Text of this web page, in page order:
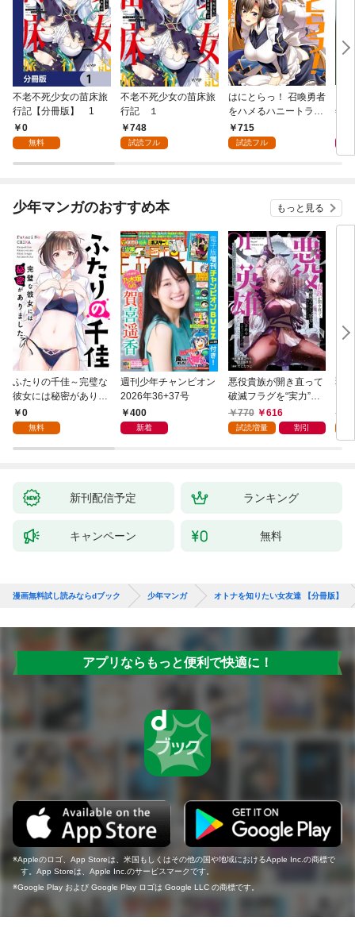
不老不死少女の苗床旅
行記【分冊版】 1
0
無料
不老不死少女の苗床旅
行記 １
748
試読フル
はにとらっ！ 召喚勇者
をハメるハニートラッ
プ包囲網 1
715
試読フル
年9
少年マンガのおすすめ本 もっと見る
ふたりの千佳～完璧な
彼女には秘密がありま
した(1)
0
無料
週刊少年チャンピオン
2026年36+37号
400
新着
悪役貴族が開き直って
破滅フラグを“実力”で
叩き折っていたら、い
つの間にかヒロイン達
770 616
試読増量 割引
弱
新刊配信予定 ランキング
キャンペーン 無料
漫画無料試し読みならdブック 少年マンガ オトナを知りたい女友達 【分冊版】
アプリならもっと便利で快適に！
Appleのロゴ、App Storeは、米国もしくはその他の国や地域におけるApple Inc.の商標で
す。App Storeは、Apple Inc.のサービスマークです。
Google Play および Google Play ロゴは Google LLC の商標です。